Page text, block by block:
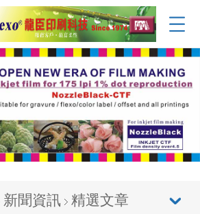
新聞資訊 精選文章